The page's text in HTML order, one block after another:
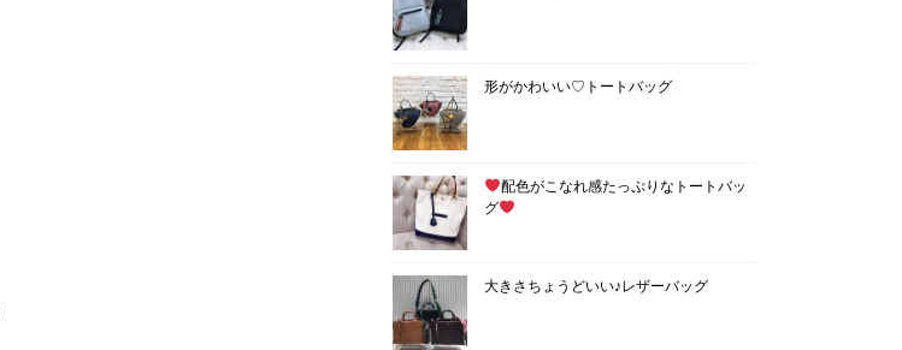
形がかわいい♡トートバッグ
配色がこなれ感たっぷりなトートバッ
グ
大きさちょうどいい♪レザーバッグ